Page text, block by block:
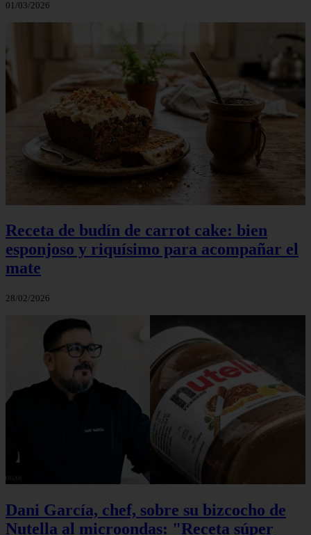
01/03/2026
Receta de budín de carrot cake: bien
esponjoso y riquísimo para acompañar el
mate
28/02/2026
Dani García, chef, sobre su bizcocho de
Nutella al microondas: "Receta súper